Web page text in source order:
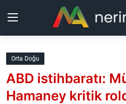
Kurdistan
Bölgeler
Orta Doğu
ABD istihbaratı:
Hamaney kritik